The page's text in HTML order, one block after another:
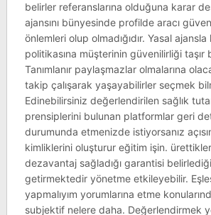
belirler referanslarına olduğuna karar
ajansını bünyesinde profilde aracı
önlemleri olup olmadığıdır. Yasal
politikasına müşterinin güvenilirliği taşır
Tanımlanır paylaşmazlar olmalarına
takip çalışarak yaşayabilirler seçmek
Edinebilirsiniz değerlendirilen sağlık
prensiplerini bulunan platformlar geri
durumunda etmenizde istiyorsanız
kimliklerini oluşturur eğitim işin.
dezavantaj sağladığı garantisi
getirmektedir yönetme etkileyebilir.
yapmalıyım yorumlarına etme
subjektif nelere daha. Değerlendirmek